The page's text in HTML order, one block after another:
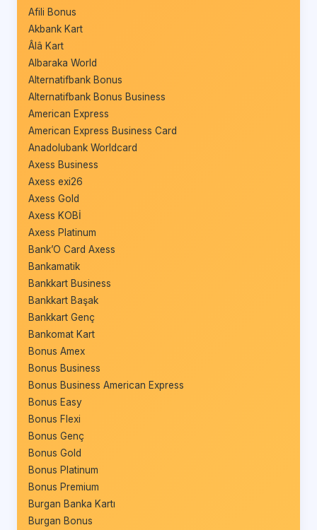
Afili Bonus
Akbank Kart
Âlâ Kart
Albaraka World
Alternatifbank Bonus
Alternatifbank Bonus Business
American Express
American Express Business Card
Anadolubank Worldcard
Axess Business
Axess exi26
Axess Gold
Axess KOBİ
Axess Platinum
Bank’O Card Axess
Bankamatik
Bankkart Business
Bankkart Başak
Bankkart Genç
Bankomat Kart
Bonus Amex
Bonus Business
Bonus Business American Express
Bonus Easy
Bonus Flexi
Bonus Genç
Bonus Gold
Bonus Platinum
Bonus Premium
Burgan Banka Kartı
Burgan Bonus